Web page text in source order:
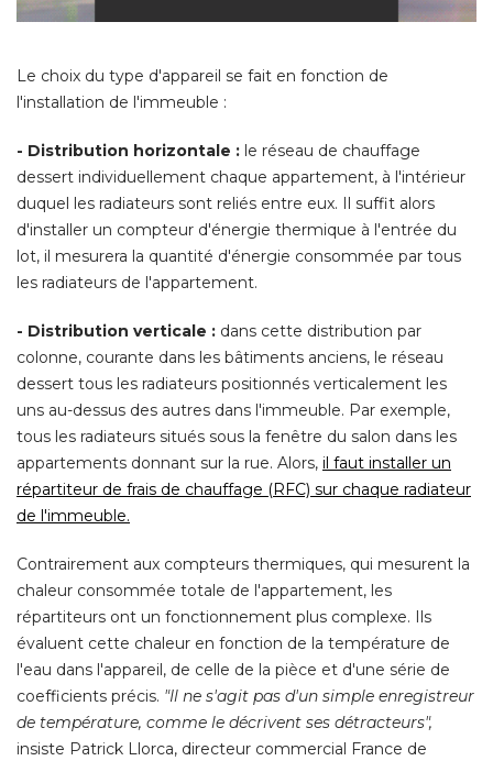
Le choix du type d'appareil se fait en fonction de
l'installation de l'immeuble :
- Distribution horizontale : le réseau de chauffage
dessert individuellement chaque appartement, à l'intérieur
duquel les radiateurs sont reliés entre eux. Il suffit alors
d'installer un compteur d'énergie thermique à l'entrée du
lot, il mesurera la quantité d'énergie consommée par tous
les radiateurs de l'appartement.
- Distribution verticale : dans cette distribution par
colonne, courante dans les bâtiments anciens, le réseau
dessert tous les radiateurs positionnés verticalement les
uns au-dessus des autres dans l'immeuble. Par exemple,
tous les radiateurs situés sous la fenêtre du salon dans les
appartements donnant sur la rue. Alors, il faut installer un
répartiteur de frais de chauffage (RFC) sur chaque radiateur
de l'immeuble.
Contrairement aux compteurs thermiques, qui mesurent la
chaleur consommée totale de l'appartement, les
répartiteurs ont un fonctionnement plus complexe. Ils
évaluent cette chaleur en fonction de la température de
l'eau dans l'appareil, de celle de la pièce et d'une série de
coefficients précis. "Il ne s'agit pas d'un simple enregistreur
de température, comme le décrivent ses détracteurs",
insiste Patrick Llorca, directeur commercial France de